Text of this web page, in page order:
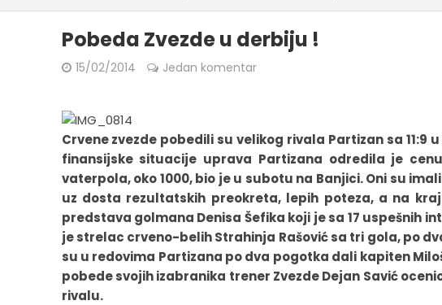
Pobeda Zvezde u derbiju !
15/02/2014 Jedan komentar
Crvene zvezde pobedili su velikog rivala Partizan sa 11:9
finansijske situacije uprava Partizana odredila je
vaterpola, oko 1000, bio je u subotu na Banjici. Oni su
uz dosta rezultatskih preokreta, lepih poteza, a na
predstava golmana Denisa Šefika koji je sa 17 uspešnih
je strelac crveno-belih Strahinja Rašović sa tri gola, po
su u redovima Partizana po dva pogotka dali kapiten
pobede svojih izabranika trener Zvezde Dejan Savić
rivalu.